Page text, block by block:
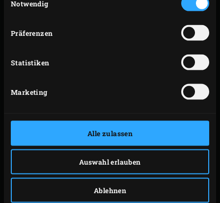
Notwendig
Präferenzen
Statistiken
Marketing
Alle zulassen
Auswahl erlauben
Ablehnen
Zubereitungszeit brauchen nicht mehr alle Zutaten
Inzwischen für die Vermicelli einen Topf mit leicht
Vermicelli hinzufügen und gemäß der Anleitung
abgießen und beiseitestellen. Für den Kohl erneut
einen Topf mit leicht gesalzenem Wasser zum